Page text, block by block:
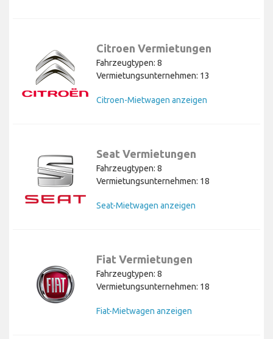
Citroen Vermietungen
Fahrzeugtypen: 8
Vermietungsunternehmen: 13
Citroen-Mietwagen anzeigen
Seat Vermietungen
Fahrzeugtypen: 8
Vermietungsunternehmen: 18
Seat-Mietwagen anzeigen
Fiat Vermietungen
Fahrzeugtypen: 8
Vermietungsunternehmen: 18
Fiat-Mietwagen anzeigen